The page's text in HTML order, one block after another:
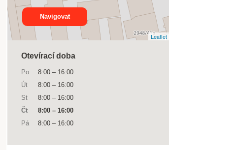
Leaflet
Navigovat
Otevírací doba
Po 8:00 – 16:00
Út
8:00 – 16:00
St
8:00 – 16:00
Čt
8:00 – 16:00
Pá
8:00 – 16:00